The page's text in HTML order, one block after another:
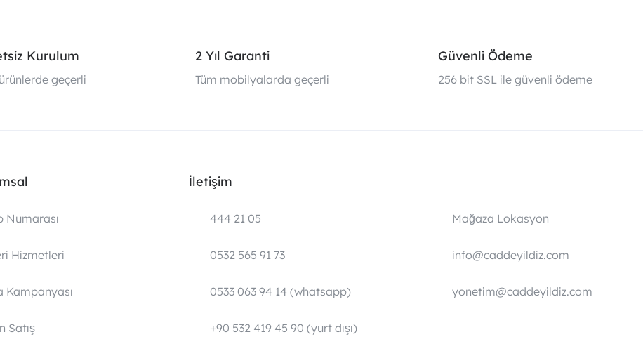
Kurulum
geçerli
2 Yıl Garanti
Tüm mobilyalarda geçerli
Güvenli Ödeme
256 bit SSL ile güvenli ödeme
Numarası
Hizmetleri
Kampanyası
Satış
İletişim
444 21 05
0532 565 91 73
0533 063 94 14 (whatsapp)
+90 532 419 45 90 (yurt dışı)
Mağaza Lokasyon
info@caddeyildiz.com
yonetim@caddeyildiz.com